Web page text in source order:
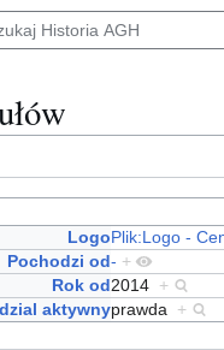
LogoPlik:Logo -
Pochodzi od- +
Rok od2014 +
aktywnyprawda +